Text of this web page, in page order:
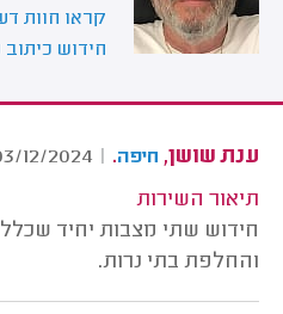
קראו חוות
חידוש
ענת שושן, חיפה.
|
12/2024
תיאור השירות
חידוש שתי מצבות יחיד שכלל
והחלפת בתי נרות.